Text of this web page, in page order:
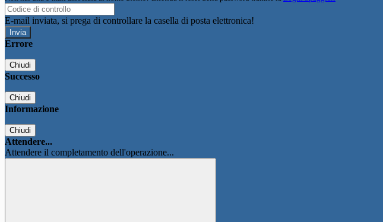
E-mail inviata, si prega di controllare la casella di posta elettronica!
Errore
Chiudi
Successo
Chiudi
Informazione
Chiudi
Attendere...
Attendere il completamento dell'operazione...